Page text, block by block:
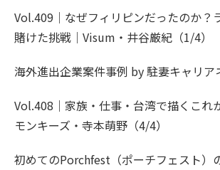
Vol.409｜なぜフィリピンだったのか？
賭けた挑戦｜Visum・井谷厳紀（1/4）
海外進出企業案件事例 by 駐妻キャリア
Vol.408｜家族・仕事・台湾で描くこれ
モンキーズ・寺本萌野（4/4）
初めてのPorchfest（ポーチフェスト）